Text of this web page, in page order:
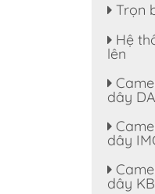
Trọn
Hệ
lên
dây
dây
dây